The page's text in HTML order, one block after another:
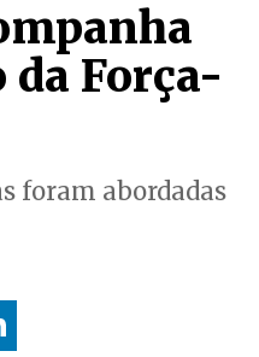
da Força-
foram abordadas